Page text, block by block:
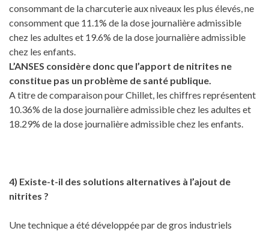
consommant de la charcuterie aux niveaux les plus élevés, ne
consomment que 11.1% de la dose journalière admissible
chez les adultes et 19.6% de la dose journalière admissible
chez les enfants.
L’ANSES considère donc que l’apport de nitrites ne
constitue pas un problème de santé publique.
A titre de comparaison pour Chillet, les chiffres représentent
10.36% de la dose journalière admissible chez les adultes et
18.29% de la dose journalière admissible chez les enfants.
4) Existe-t-il des solutions alternatives à l’ajout de
nitrites ?
Une technique a été développée par de gros industriels